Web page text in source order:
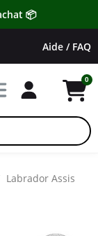
📦
Aide / FAQ
Labrador Assis